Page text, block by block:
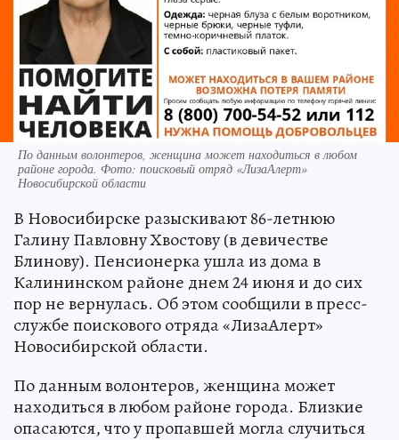
По данным волонтеров, женщина может находиться в любом
районе города. Фото: поисковый отряд «ЛизаАлерт»
Новосибирской области
В Новосибирске разыскивают 86-летнюю
Галину Павловну Хвостову (в девичестве
Блинову). Пенсионерка ушла из дома в
Калининском районе днем 24 июня и до сих
пор не вернулась. Об этом сообщили в пресс-
службе поискового отряда «ЛизаАлерт»
Новосибирской области.
По данным волонтеров, женщина может
находиться в любом районе города. Близкие
опасаются, что у пропавшей могла случиться